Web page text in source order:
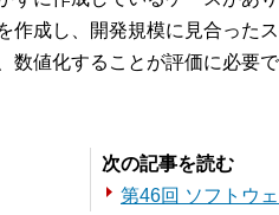
成し、開発規模に見合った
値化することが評価に必要で
次の記事を読む
第46回 ソフトウ